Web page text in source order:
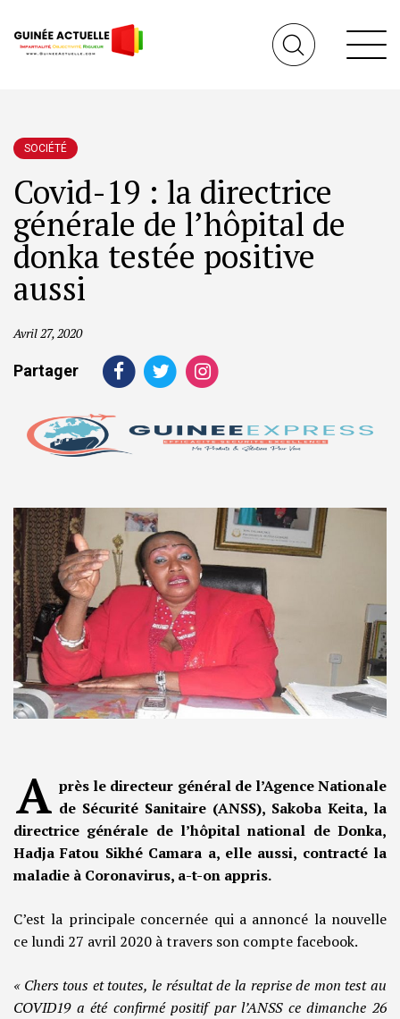
SOCIÉTÉ
Covid-19 : la directrice
générale de l’hôpital de
donka testée positive
aussi
Avril 27, 2020
Partager
A près le directeur général de l’Agence Nationale
de Sécurité Sanitaire (ANSS), Sakoba Keita, la
directrice générale de l’hôpital national de Donka,
Hadja Fatou Sikhé Camara a, elle aussi, contracté la
maladie à Coronavirus, a-t-on appris.
C’est la principale concernée qui a annoncé la nouvelle
ce lundi 27 avril 2020 à travers son compte facebook.
« Chers tous et toutes, le résultat de la reprise de mon test au
COVID19 a été confirmé positif par l’ANSS ce dimanche 26